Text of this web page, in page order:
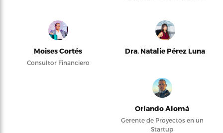
Moises Cortés
Consultor Financiero
Dra. Natalie Pérez Luna
Orlando Alomá
Gerente de Proyectos en un
Startup